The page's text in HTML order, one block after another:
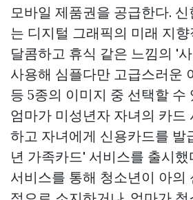
모바일 제품권을 공급한다.
는 디지털 그래픽의 미래 지향
달콤하고 휴식 같은 느낌의 '
사용해 심플다만 고급스러운
등 5종의 이미지 중 선택할 수
엄마가 미성년자 자녀의 카드
하고 자녀에게 신용카드를 발
년 가족카드' 서비스를 출시했
서비스를 통해 청소년이 아의